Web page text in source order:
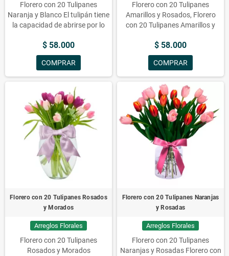
Florero con 20 Tulipanes
Naranja y Blanco El tulipán tiene
la capacidad de abrirse por lo
en la noche, todo esto debido al
cambio en la temperatura (con
variaciones en temporadas y
épocas).Imagen de Referencia
no constituye la realidad
Florería se reserva el Derecho de
Cambio de Color Según
Disponibilidad de Stock
Traducción al Español:Florero
con 20 Tulipanes Naranja y
BlancoEl tulipán tiene la
capacidad de abrirse
normalmente durante el día y
cerrarse durante la noche, todo
temperatura (con variaciones
durante las estaciones y
no constituye la realidad
Florería se reserva el Derecho de
Cambiar el Color Según la
$ 58.000
COMPRAR
Florero con 20 Tulipanes
Amarillos y Rosados, Florero
con 20 Tulipanes Amarillos y
Tulipanes Amarillos y Rosados,
Florero con 20 Tulipanes
Amarillos y Rosados, Floreros
con Flores, Flores, Florero,
Rosados, Amarillos, Tulipanes,
Arreglos Florales, Florero con 20
Tulipanes Amarillos.
$ 58.000
COMPRAR
Florero con 20 Tulipanes Rosados
y Morados
Arreglos Florales
Florero con 20 Tulipanes
Rosados y Morados
Florero con 20 Tulipanes Naranjas
y Rosadas
Arreglos Florales
Florero con 20 Tulipanes
Naranjas y Rosadas Florero con